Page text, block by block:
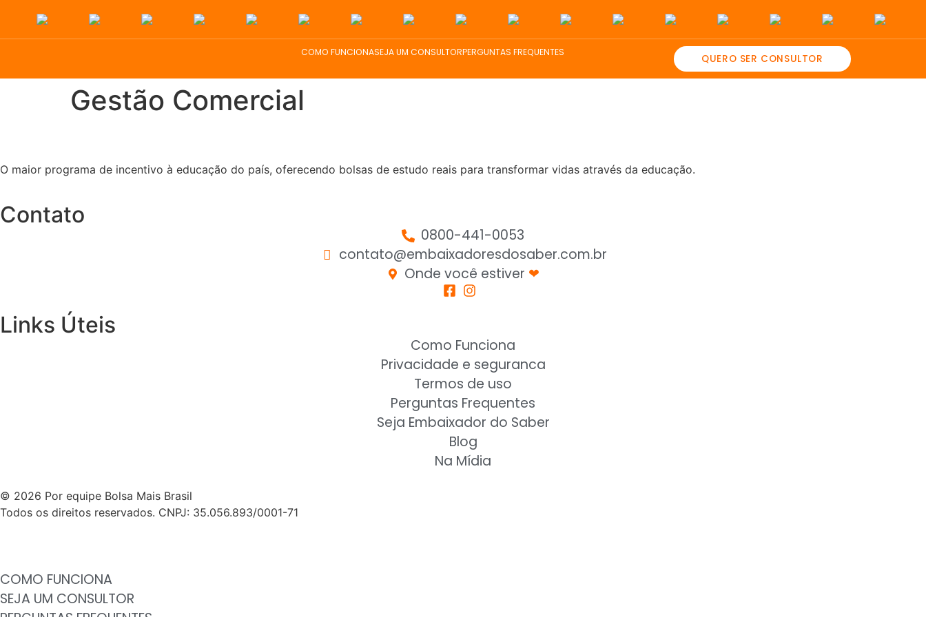
COMO FUNCIONASEJA UM CONSULTORPERGUNTAS FREQUENTES
QUERO SER CONSULTOR
Gestão Comercial
O maior programa de incentivo à educação do país, oferecendo bolsas de estudo reais para transformar vidas através da educação.
Contato
0800-441-0053
contato@embaixadoresdosaber.com.br
Onde você estiver ❤︎
Links Úteis
Como Funciona
Privacidade e seguranca
Termos de uso
Perguntas Frequentes
Seja Embaixador do Saber
Blog
Na Mídia
© 2026 Por equipe Bolsa Mais Brasil
Todos os direitos reservados. CNPJ: 35.056.893/0001-71
COMO FUNCIONA
SEJA UM CONSULTOR